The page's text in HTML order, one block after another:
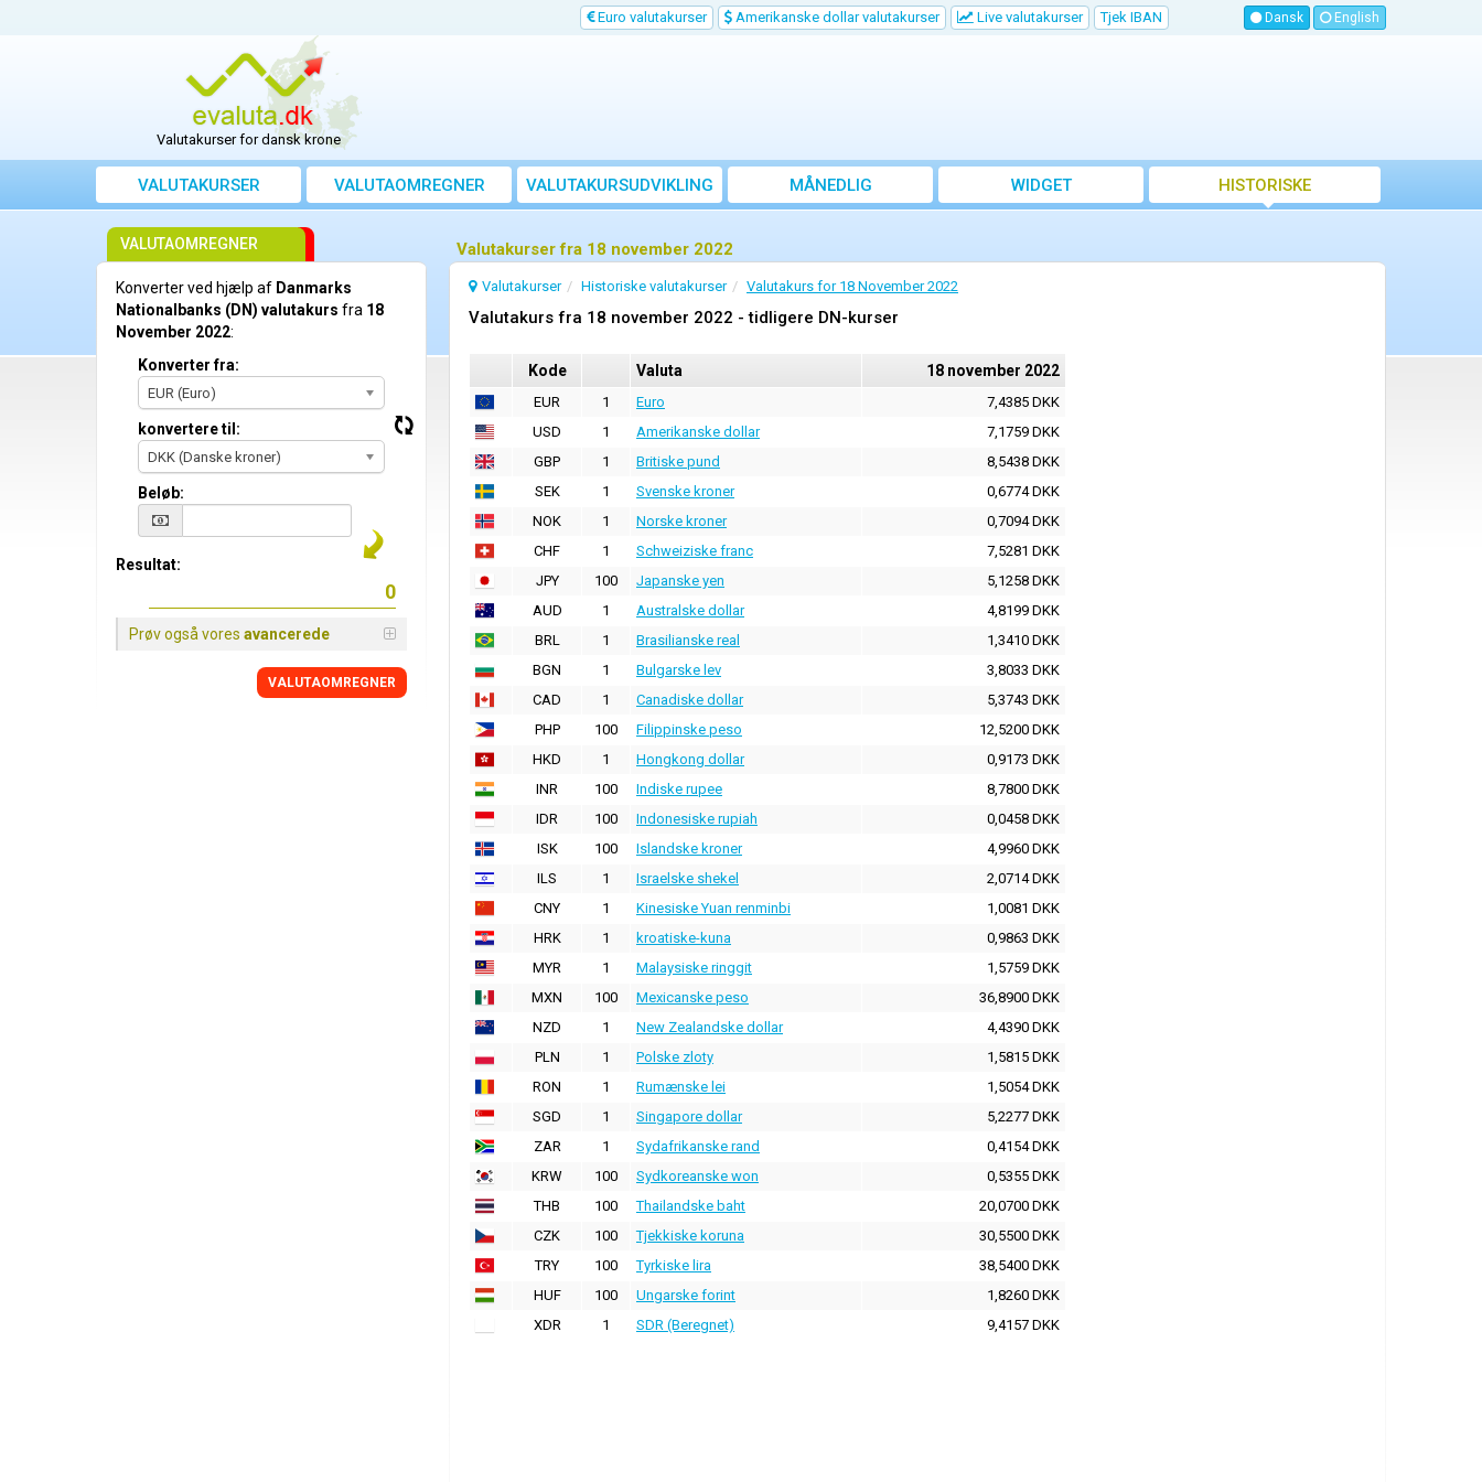
Euro valutakurser Amerikanske dollar valutakurser Live valutakurser Tjek IBAN Dansk English
Valutakurser for dansk krone
VALUTAKURSER VALUTAOMREGNER VALUTAKURSUDVIKLING
MÅNEDLIG
GENNEMSNITSKURS
WIDGET
HISTORISKE
VALUTAKURSER
Valutakurser fra 18 november 2022
Valutakurser Historiske valutakurser Valutakurs for 18 November 2022
Valutakurs fra 18 november 2022 - tidligere DN-kurser
Kode Valuta 18 november 2022
EUR 1 Euro
7,4385 DKK
USD
1 Amerikanske dollar
7,1759 DKK
GBP
1 Britiske pund
8,5438 DKK
SEK
1 Svenske kroner
0,6774 DKK
NOK
1 Norske kroner
0,7094 DKK
CHF
1 Schweiziske franc
7,5281 DKK
JPY
100 Japanske yen
5,1258 DKK
AUD
1 Australske dollar
4,8199 DKK
BRL
1 Brasilianske real
1,3410 DKK
BGN
1 Bulgarske lev
3,8033 DKK
CAD
1 Canadiske dollar
5,3743 DKK
PHP
100 Filippinske peso
12,5200 DKK
HKD
1 Hongkong dollar
0,9173 DKK
INR
100 Indiske rupee
8,7800 DKK
IDR
100 Indonesiske rupiah
0,0458 DKK
ISK
100 Islandske kroner
4,9960 DKK
ILS
1 Israelske shekel
2,0714 DKK
CNY
1 Kinesiske Yuan renminbi
1,0081 DKK
HRK
1 kroatiske-kuna
0,9863 DKK
MYR
1 Malaysiske ringgit
1,5759 DKK
MXN
100 Mexicanske peso
36,8900 DKK
NZD
1 New Zealandske dollar
4,4390 DKK
PLN
1 Polske zloty
1,5815 DKK
RON
1 Rumænske lei
1,5054 DKK
SGD
1 Singapore dollar
5,2277 DKK
ZAR
1 Sydafrikanske rand
0,4154 DKK
KRW
100 Sydkoreanske won
0,5355 DKK
THB
100 Thailandske baht
20,0700 DKK
CZK
100 Tjekkiske koruna
30,5500 DKK
TRY
100 Tyrkiske lira
38,5400 DKK
HUF
100 Ungarske forint
1,8260 DKK
XDR
1 SDR (Beregnet) 9,4157 DKK
VALUTAOMREGNER
Konverter ved hjælp af Danmarks
Nationalbanks (DN) valutakurs fra 18
November 2022:
Konverter fra:
EUR (Euro)
konvertere til:
DKK (Danske kroner)
Beløb:
Resultat:
Prøv også vores avancerede
VALUTAOMREGNER